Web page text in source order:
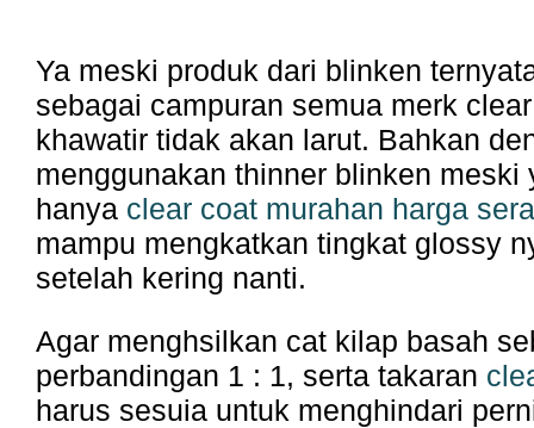
Ya meski produk dari blinken
sebagai campuran semua merk
khawatir tidak akan larut. Bahkan
menggunakan thinner blinken meski
hanya clear coat murahan harga
mampu mengkatkan tingkat glossy
setelah kering nanti.
Agar menghsilkan cat kilap basah
perbandingan 1 : 1, serta takaran
harus sesuia untuk menghindari